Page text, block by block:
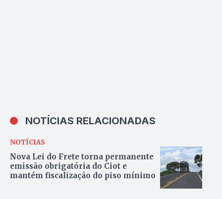
NOTÍCIAS RELACIONADAS
NOTÍCIAS
Nova Lei do Frete torna permanente
emissão obrigatória do Ciot e
mantém fiscalização do piso mínimo